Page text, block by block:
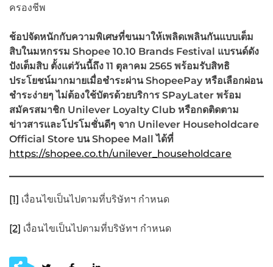
ครองชีพ
ช้อปจัดหนักกับความพิเศษที่ขนมาให้เพลิดเพลินกันแบบเต็ม
สิบในมหกรรม Shopee 10.10 Brands Festival แบรนด์ดัง
ปังเต็มสิบ ตั้งแต่วันนี้ถึง 11 ตุลาคม 2565 พร้อมรับสิทธิ
ประโยชน์มากมายเมื่อชำระผ่าน ShopeePay หรือเลือกผ่อน
ชำระง่ายๆ ไม่ต้องใช้บัตรด้วยบริการ SPayLater พร้อม
สมัครสมาชิก Unilever Loyalty Club หรือกดติดตาม
ข่าวสารและโปรโมชั่นดีๆ จาก Unilever Householdcare
Official Store บน Shopee Mall ได้ที่
https://shopee.co.th/unilever_householdcare
[1] เงื่อนไขเป็นไปตามที่บริษัทฯ กำหนด
[2] เงื่อนไขเป็นไปตามที่บริษัทฯ กำหนด